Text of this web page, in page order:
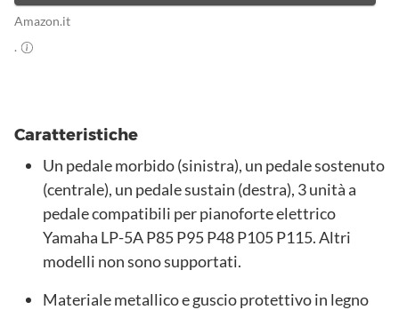
Amazon.it
.
Caratteristiche
Un pedale morbido (sinistra), un pedale sostenuto
(centrale), un pedale sustain (destra), 3 unità a
pedale compatibili per pianoforte elettrico
Yamaha LP-5A P85 P95 P48 P105 P115. Altri
modelli non sono supportati.
Materiale metallico e guscio protettivo in legno